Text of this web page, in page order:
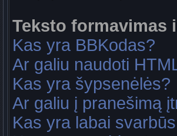
Teksto formavimas
Kas yra BBKodas?
Ar galiu naudoti
Kas yra šypsenėlės?
Ar galiu į pranešimą
Kas yra labai